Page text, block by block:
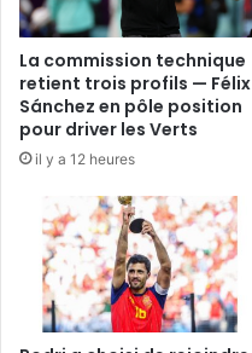
La commission technique
retient trois profils — Félix
Sánchez en pôle position
pour driver les Verts
il y a 12 heures